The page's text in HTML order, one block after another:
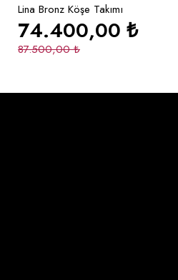
Lina Bronz Köşe Takımı
87.500,00₺
74.400,00₺